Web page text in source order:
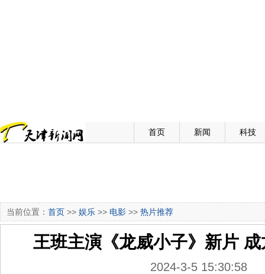
首页 新闻 科技
当前位置： 首页 >> 娱乐 >> 电影 >> 热片推荐
王班主演《龙威小子》新片
2024-3-5 15:30:58